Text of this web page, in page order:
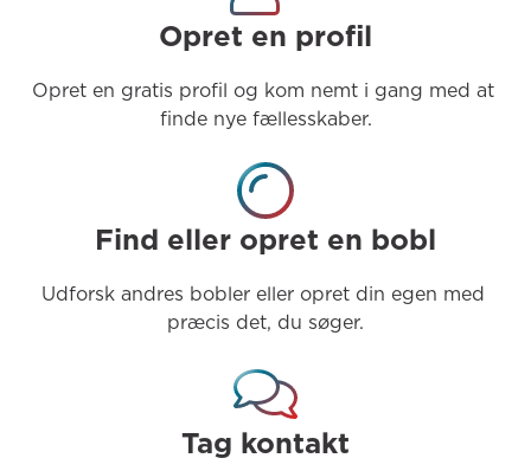
Opret en profil
Opret en gratis profil og kom nemt i gang med at
finde nye fællesskaber.
Find eller opret en bobl
Udforsk andres bobler eller opret din egen med
præcis det, du søger.
Tag kontakt